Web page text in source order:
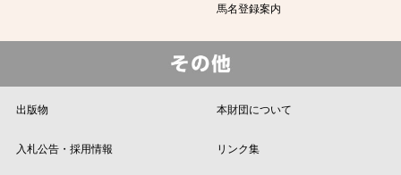
馬名登録案内
出版物 本財団について
入札公告・採用情報 リンク集